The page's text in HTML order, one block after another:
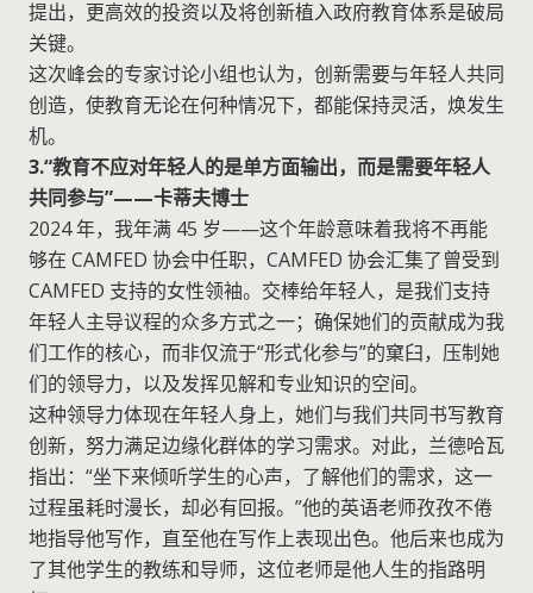
提出，更高效的投资以及将创新植入政府教育体系是破局
关键。
这次峰会的专家讨论小组也认为，创新需要与年轻人共同
创造，使教育无论在何种情况下，都能保持灵活，焕发生
机。
3.“教育不应对年轻人的是单方面输出，而是需要年轻人
共同参与”——卡蒂夫博士
2024 年，我年满 45 岁——这个年龄意味着我将不再能
够在 CAMFED 协会中任职，CAMFED 协会汇集了曾受到
CAMFED 支持的女性领袖。交棒给年轻人，是我们支持
年轻人主导议程的众多方式之一；确保她们的贡献成为我
们工作的核心，而非仅流于“形式化参与”的窠臼，压制她
们的领导力，以及发挥见解和专业知识的空间。
这种领导力体现在年轻人身上，她们与我们共同书写教育
创新，努力满足边缘化群体的学习需求。对此，兰德哈瓦
指出：“坐下来倾听学生的心声，了解他们的需求，这一
过程虽耗时漫长，却必有回报。”他的英语老师孜孜不倦
地指导他写作，直至他在写作上表现出色。他后来也成为
了其他学生的教练和导师，这位老师是他人生的指路明